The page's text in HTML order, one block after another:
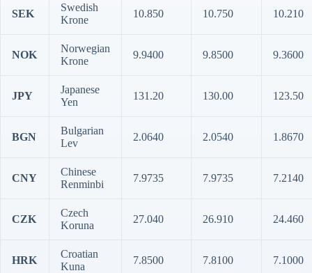
SEK
Swedish
Krone
10.850 10.750 10.210
NOK
Norwegian
Krone
9.9400 9.8500 9.3600
JPY
Japanese
Yen
131.20 130.00 123.50
BGN
Bulgarian
Lev
2.0640 2.0540 1.8670
CNY
Chinese
Renminbi
7.9735 7.9735 7.2140
CZK
Czech
Koruna
27.040 26.910 24.460
HRK
Croatian
Kuna
7.8500 7.8100 7.1000